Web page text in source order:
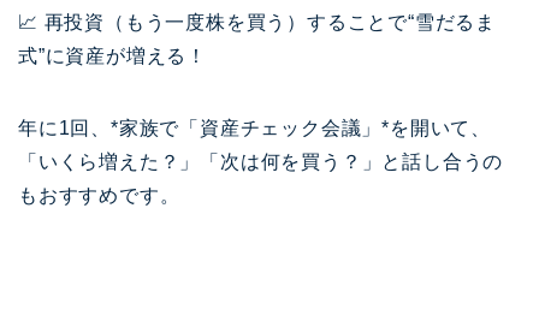
📈 再投資（もう一度株を買う）することで“雪だるま
式”に資産が増える！
年に1回、*家族で「資産チェック会議」*を開いて、
「いくら増えた？」「次は何を買う？」と話し合うの
もおすすめです。